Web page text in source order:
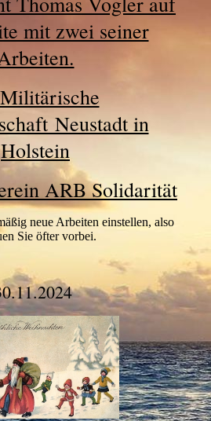
mit zwei seiner
Neustadt in
Holstein
ARB Solidarität
neue Arbeiten einstellen, also
Sie öfter vorbei.